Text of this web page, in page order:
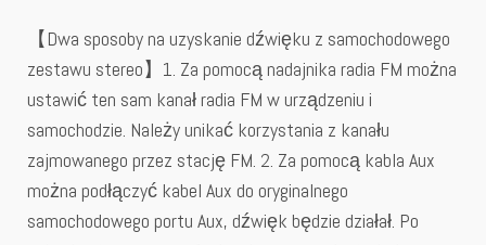
【Dwa sposoby na uzyskanie dźwięku z samochodowego
zestawu stereo】1. Za pomocą nadajnika radia FM można
ustawić ten sam kanał radia FM w urządzeniu i
samochodzie. Należy unikać korzystania z kanału
zajmowanego przez stację FM. 2. Za pomocą kabla Aux
można podłączyć kabel Aux do oryginalnego
samochodowego portu Aux, dźwięk będzie działał. Po